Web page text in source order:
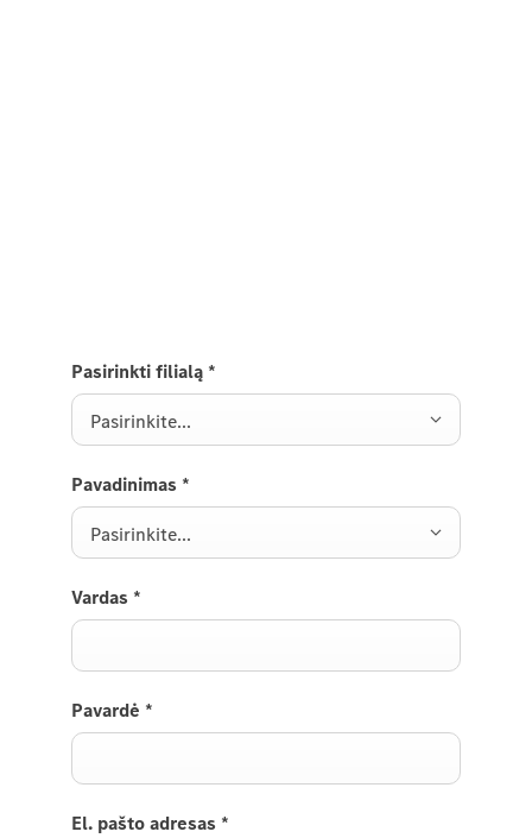
Pasirinkti filialą *
Pasirinkite...
Pavadinimas *
Pasirinkite...
Vardas *
Pavardė *
El. pašto adresas *